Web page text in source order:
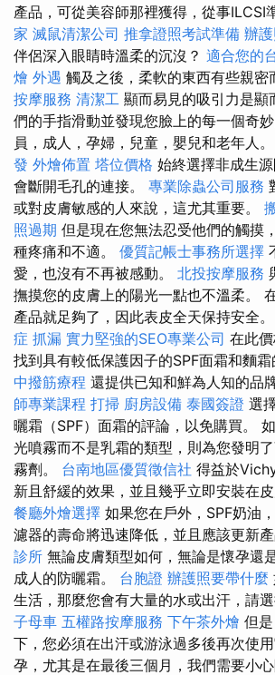
產品，可從美容師那裡獲得，從事ILCSI
家 滅鼠清潔公司 推拿證照考試準備 辦
伴侶深入眼睛時溫柔的沉沒？ 適合您的
燴 外遇 觸及之後，柔軟的東西有些親密
按摩服務 清潔工 顯而易見的吸引力是顯
們的手指滑動並發現您臉上的每一個奇
員，成人，孕婦，兒童，嬰兒和老年人。
發 外燴佈置 塔位價格 始終選擇非成生
會斷開毛孔的連接。 專業除蟲公司服務
或對皮膚敏感的人來說，這尤其重要。
照過期 但是現在您無法忍受他們的觸摸
種疼痛和不適。 優質記帳士事務所選擇
愛，也沒有不再被感動。 北投按摩服務
撫摸您的皮膚上的陽光一點也不溫柔。
產品就足夠了，因此表皮全天保持安全。
症 抓漏 實力堅強的SEO專業公司 在此
找到具有較低保護因子的SPF面霜和麵霜
中撥筋療程 還提供已知和鮮為人知的品
師專業課程 打掃 廚房設備 泰國簽證 選
曬霜（SPF）面霜的評論，以免購買。
光噴霧而不是乳霜的類型，則為您發明
霧劑。 台南地區優質徵信社 得益於
新且舒緩的效果，並且幾乎立即安裝在皮
餐廳外燴選擇 如果您在戶外，SPF奶油
濾器的壽命將迅速降低，並且應該更新產
診所 無論皮膚類型如何，無論是懷孕還
成人的防曬霜。 台胞證 辦護照要帶什麼
生活，那麼您會有大量的水或出汗，請選
子母車 五權路按摩服務 下午茶外燴 但
下，您必須在出汗或游泳過多後再次使
孕，尤其是在最後三個月，我們需要小心